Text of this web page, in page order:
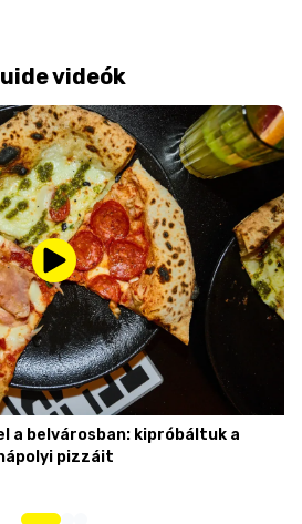
videók
a belvárosban: kipróbáltuk a
pizzáit